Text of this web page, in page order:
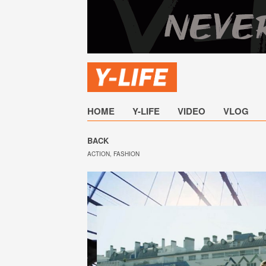
HOME Y-LIFE VIDEO VLOG
BACK
ACTION, FASHION